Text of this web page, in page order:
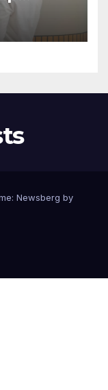
Belum?
Newsberg by